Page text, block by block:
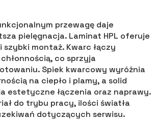
przewagę daje
pielęgnacja. Laminat HPL oferuje
montaż. Kwarc łączy
co sprzyja
Spiek kwarcowy wyróżnia
na ciepło i plamy, a solid
estetyczne łączenia oraz naprawy.
do trybu pracy, ilości światła
dotyczących serwisu.